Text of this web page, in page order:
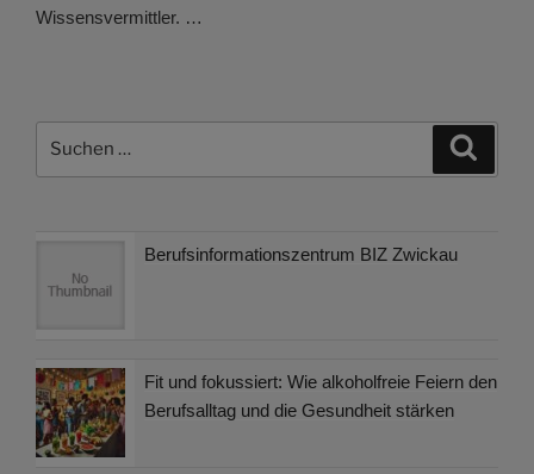
Wissensvermittler. …
Berufsinformationszentrum BIZ Zwickau
Fit und fokussiert: Wie alkoholfreie Feiern den
Berufsalltag und die Gesundheit stärken